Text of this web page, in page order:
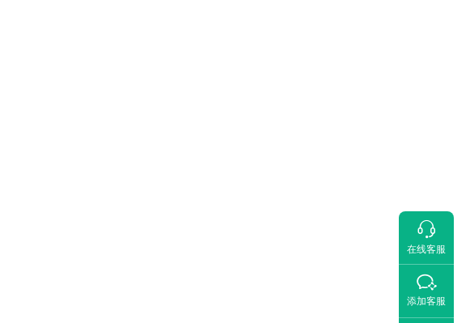

在线客服

添加客服